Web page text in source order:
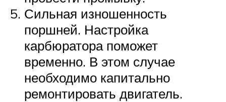
Сильная изношенность
поршней. Настройка
карбюратора поможет
временно. В этом случае
необходимо капитально
ремонтировать двигатель.